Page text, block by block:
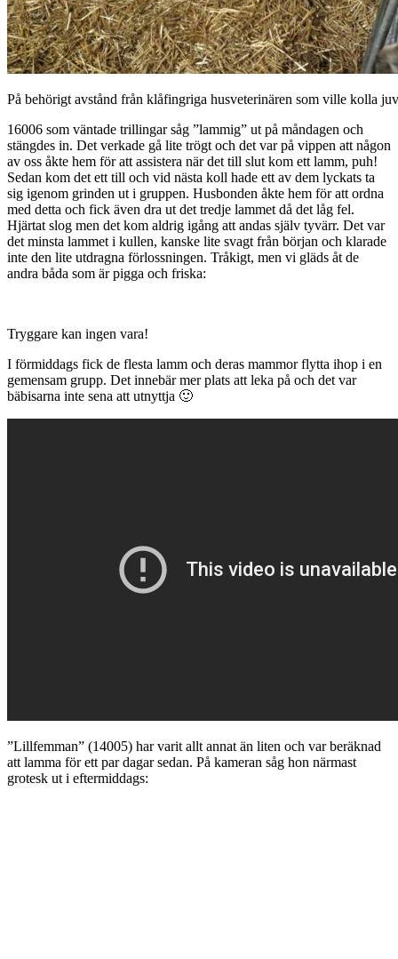
På behörigt avstånd från klåfingriga husveterinären som ville kolla
16006 som väntade trillingar såg ”lammig” ut på måndagen och
stängdes in. Det verkade gå lite trögt och det var på vippen att någon
av oss åkte hem för att assistera när det till slut kom ett lamm, puh!
Sedan kom det ett till och vid nästa koll hade ett av dem lyckats ta
sig igenom grinden ut i gruppen. Husbonden åkte hem för att ordna
med detta och fick även dra ut det tredje lammet då det låg fel.
Hjärtat slog men det kom aldrig igång att andas själv tyvärr. Det var
det minsta lammet i kullen, kanske lite svagt från början och klarade
inte den lite utdragna förlossningen. Tråkigt, men vi gläds åt de
andra båda som är pigga och friska:
Tryggare kan ingen vara!
I förmiddags fick de flesta lamm och deras mammor flytta ihop i en
gemensam grupp. Det innebär mer plats att leka på och det var
bäbisarna inte sena att utnyttja 🙂
”Lillfemman” (14005) har varit allt annat än liten och var beräknad
att lamma för ett par dagar sedan. På kameran såg hon närmast
grotesk ut i eftermiddags: